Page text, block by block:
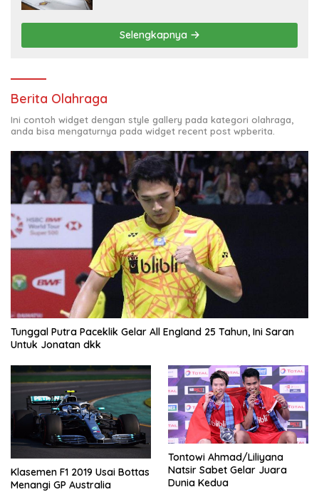
Selengkapnya
Berita Olahraga
Ini contoh widget dengan style gallery pada kategori olahraga,
anda bisa mengaturnya pada widget recent post wpberita.
Tunggal Putra Paceklik Gelar All England 25 Tahun, Ini Saran
Untuk Jonatan dkk
Klasemen F1 2019 Usai Bottas
Menangi GP Australia
Tontowi Ahmad/Liliyana
Natsir Sabet Gelar Juara
Dunia Kedua